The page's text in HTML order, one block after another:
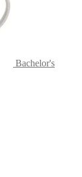
Bachelor's